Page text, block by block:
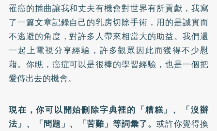
罹癌的插曲讓我和丈夫有機會對世界有所貢獻，我寫
了一篇文章記錄自己的乳房切除手術，用的是誠實而
不逃避的角度，對許多人帶來相當大的助益。我們還
一起上電視分享經驗，許多觀眾因此而獲得不少慰
藉。你瞧，癌症可以是很棒的學習經驗，也是一個把
愛傳出去的機會。
現在，你可以開始刪除字典裡的「糟糕」、「沒辦
法」、「問題」、「苦難」等詞彙了。 或許你覺得換